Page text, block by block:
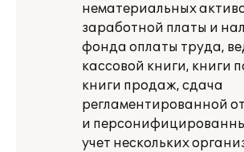
нематериальных
заработной платы и
фонда оплаты труда,
кассовой книги, книги
книги продаж, сдача
регламентированной
и
учет нескольких